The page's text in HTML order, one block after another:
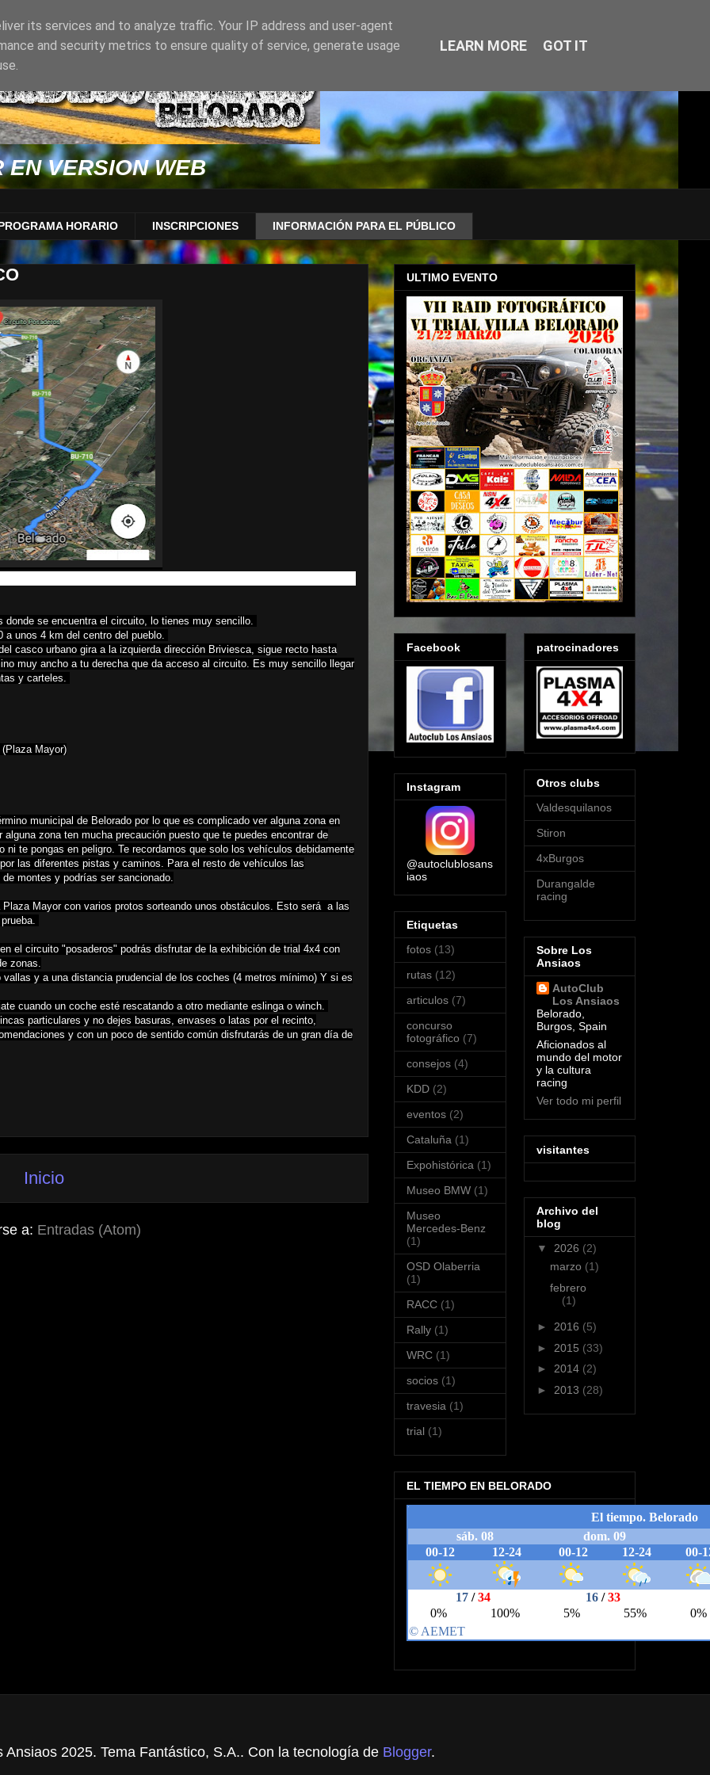
EN VERSION WEB
HORARIO INSCRIPCIONES INFORMACIÓN PARA EL PÚBLICO
se encuentra el circuito, lo tienes muy sencillo.
unos 4 km del centro del pueblo.
casco urbano gira a la izquierda dirección Briviesca, sigue recto hasta
muy ancho a tu derecha que da acceso al circuito. Es muy sencillo llegar
y carteles.
Mayor)
municipal de Belorado por lo que es complicado ver alguna zona en
zona ten mucha precaución puesto que te puedes encontrar de
te pongas en peligro. Te recordamos que solo los vehículos debidamente
las diferentes pistas y caminos. Para el resto de vehículos las
montes y podrías ser sancionado.
Mayor con varios protos sorteando unos obstáculos. Esto será a las
el circuito "posaderos" podrás disfrutar de la exhibición de trial 4x4 con
zonas.
y a una distancia prudencial de los coches (4 metros mínimo) Y si es
cuando un coche esté rescatando a otro mediante eslinga o winch.
particulares y no dejes basuras, envases o latas por el recinto,
y con un poco de sentido común disfrutarás de un gran día de
Inicio
a: Entradas (Atom)
ULTIMO EVENTO
Facebook
Instagram
@autoclublosans
iaos
Etiquetas
fotos (13)
rutas (12)
articulos (7)
concurso
fotográfico (7)
consejos (4)
KDD (2)
eventos (2)
Cataluña (1)
Expohistórica (1)
Museo BMW (1)
Museo
Mercedes-Benz
(1)
OSD Olaberria
(1)
RACC (1)
Rally (1)
WRC (1)
socios (1)
travesia (1)
trial (1)
patrocinadores
Otros clubs
Valdesquilanos
Stiron
4xBurgos
Durangalde
racing
Sobre Los
Ansiaos
AutoClub
Los Ansiaos
Belorado,
Burgos, Spain
Aficionados al
mundo del motor
y la cultura
racing
Ver todo mi perfil
visitantes
Archivo del
blog
▼ 2026 (2)
marzo (1)
febrero
(1)
► 2016 (5)
► 2015 (33)
► 2014 (2)
► 2013 (28)
EL TIEMPO EN BELORADO
Ansiaos 2025. Tema Fantástico, S.A.. Con la tecnología de Blogger.
its services and to analyze traffic. Your IP address and user-agent
and security metrics to ensure quality of service, generate usage
LEARN MORE GOT IT